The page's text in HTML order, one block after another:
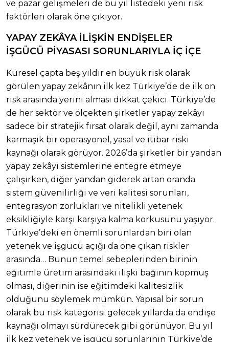
ve pazar gelişmeleri de bu yıl listedeki yeni risk
faktörleri olarak öne çıkıyor.
YAPAY ZEKÂYA İLİŞKİN ENDİŞELER
İŞGÜCÜ PİYASASI SORUNLARIYLA İÇ İÇE
Küresel çapta beş yıldır en büyük risk olarak
görülen yapay zekânın ilk kez Türkiye’de de ilk on
risk arasında yerini alması dikkat çekici. Türkiye’de
de her sektör ve ölçekten şirketler yapay zekâyı
sadece bir stratejik fırsat olarak değil, aynı zamanda
karmaşık bir operasyonel, yasal ve itibar riski
kaynağı olarak görüyor. 2026’da şirketler bir yandan
yapay zekâyı sistemlerine entegre etmeye
çalışırken, diğer yandan giderek artan oranda
sistem güvenilirliği ve veri kalitesi sorunları,
entegrasyon zorlukları ve nitelikli yetenek
eksikliğiyle karşı karşıya kalma korkusunu yaşıyor.
Türkiye’deki en önemli sorunlardan biri olan
yetenek ve işgücü açığı da öne çıkan riskler
arasında… Bunun temel sebeplerinden birinin
eğitimle üretim arasındaki ilişki bağının kopmuş
olması, diğerinin ise eğitimdeki kalitesizlik
olduğunu söylemek mümkün. Yapısal bir sorun
olarak bu risk kategorisi gelecek yıllarda da endişe
kaynağı olmayı sürdürecek gibi görünüyor. Bu yıl
ilk kez yetenek ve işgücü sorunlarının Türkiye’de